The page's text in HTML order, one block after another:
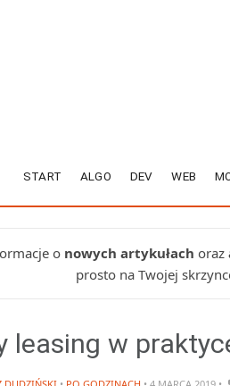
START ALGO DEV WEB
o nowych artykułach oraz
prosto na Twojej
leasing w